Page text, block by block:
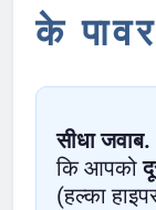
के
सीधा जवाब.
कि आपको
(हल्का